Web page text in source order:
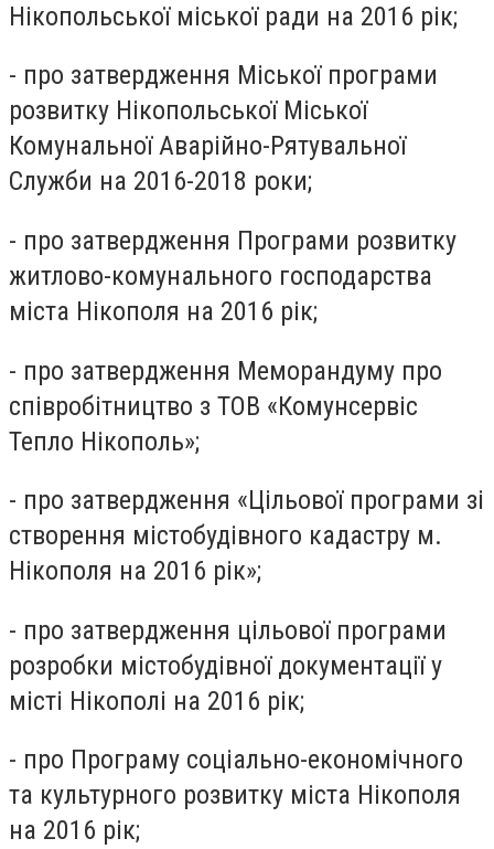
Нікопольської міської ради на 2016 рік;
- про затвердження Міської програми
розвитку Нікопольської Міської
Комунальної Аварійно-Рятувальної
Служби на 2016-2018 роки;
- про затвердження Програми розвитку
житлово-комунального господарства
міста Нікополя на 2016 рік;
- про затвердження Меморандуму про
співробітництво з ТОВ «Комунсервіс
Тепло Нікополь»;
- про затвердження «Цільової програми зі
створення містобудівного кадастру м.
Нікополя на 2016 рік»;
- про затвердження цільової програми
розробки містобудівної документації у
місті Нікополі на 2016 рік;
- про Програму соціально-економічного
та культурного розвитку міста Нікополя
на 2016 рік;